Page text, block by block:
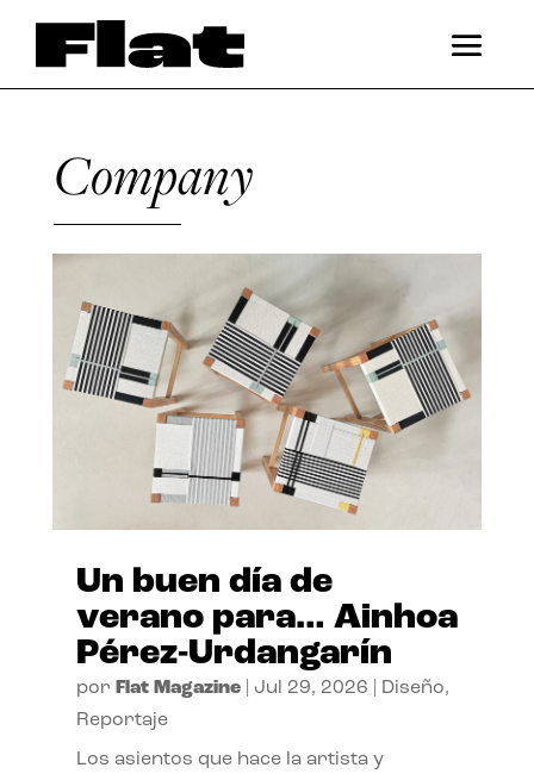
Company
Un buen día de
verano para… Ainhoa
Pérez-Urdangarín
por Flat Magazine| Jul 29, 2026 Diseño,
Reportaje
Los asientos que hace la artista y